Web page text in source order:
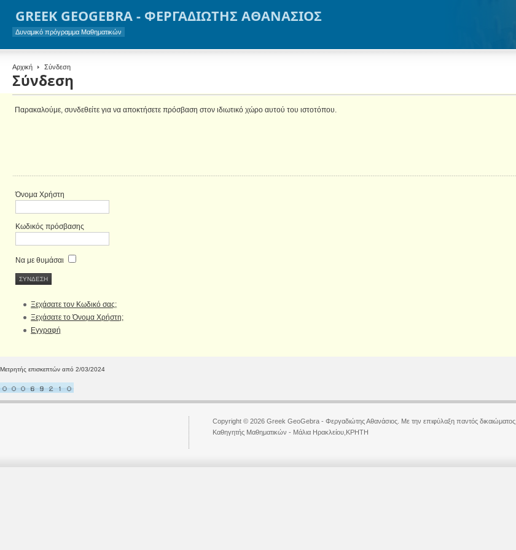
GREEK GEOGEBRA - ΦΕΡΓΑΔΙΩΤΗΣ ΑΘΑΝΑΣΙΟΣ
Δυναμικό πρόγραμμα Μαθηματικών
Αρχική Σύνδεση
Σύνδεση
Παρακαλούμε, συνδεθείτε για να αποκτήσετε πρόσβαση στον ιδιωτικό χώρο αυτού του ιστοτόπου.
Όνομα Χρήστη
Κωδικός πρόσβασης
Να με θυμάσαι
Ξεχάσατε τον Κωδικό σας;
Ξεχάσατε το Όνομα Χρήστη;
Εγγραφή
Μετρητής επισκεπτών από 2/03/2024
Copyright © 2026 Greek GeoGebra - Φεργαδιώτης Αθανάσιος. Με την επιφύλαξη παντός δικαιώματος.
Kαθηγητής Μαθηματικών - Μάλια Ηρακλείου,ΚΡΗΤΗ